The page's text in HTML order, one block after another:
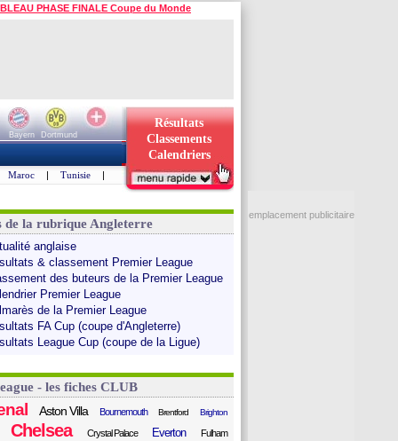
PHASE FINALE Coupe du Monde
Bayern
Dortmund
Résultats
Classements
Calendriers
Maroc | Tunisie |
de la rubrique Angleterre
anglaise
& classement Premier League
des buteurs de la Premier League
Premier League
de la Premier League
FA Cup (coupe d'Angleterre)
League Cup (coupe de la Ligue)
- les fiches CLUB
Aston Villa Bournemouth Brentford Brighton
Chelsea Crystal Palace Everton Fulham
emplacement publicitaire